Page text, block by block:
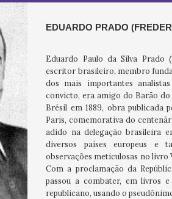
EDUARDO PRADO
Eduardo Paulo da Silva Prado
escritor brasileiro, membro
dos mais importantes
convicto, era amigo do Barão
Brésil em 1889, obra publicada
Paris, comemorativa do
adido na delegação brasileira
diversos países europeus e
observações meticulosas no livro
Com a proclamação da
passou a combater, em livros
republicano, usando o